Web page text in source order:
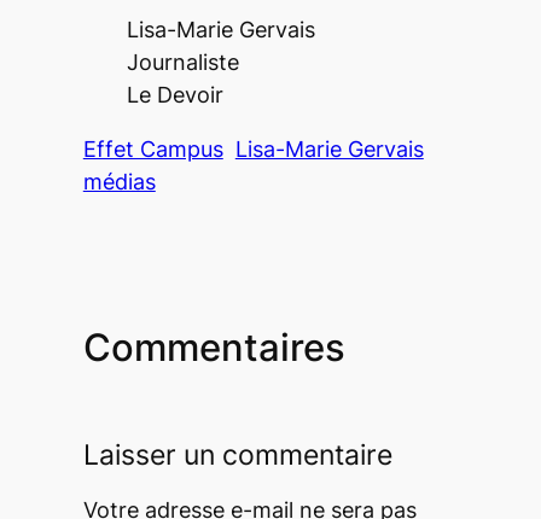
Lisa-Marie Gervais
Journaliste
Le Devoir
Effet Campus Lisa-Marie Gervais
médias
Commentaires
Laisser un commentaire
Votre adresse e-mail ne sera pas